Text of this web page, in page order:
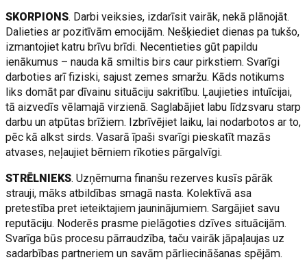
SKORPIONS. Darbi veiksies, izdarīsit vairāk, nekā plānojāt.
Dalieties ar pozitīvām emocijām. Nešķiediet dienas pa tukšo,
izmantojiet katru brīvu brīdi. Necentieties gūt papildu
ienākumus – nauda kā smiltis birs caur pirkstiem. Svarīgi
darboties arī fiziski, sajust zemes smaržu. Kāds notikums
liks domāt par dīvainu situāciju sakritību. Ļaujieties intuīcijai,
tā aizvedīs vēlamajā virzienā. Saglabājiet labu līdzsvaru starp
darbu un atpūtas brīžiem. Izbrīvējiet laiku, lai nodarbotos ar to,
pēc kā alkst sirds. Vasarā īpaši svarīgi pieskatīt mazās
atvases, neļaujiet bērniem rīkoties pārgalvīgi.
STRĒLNIEKS. Uzņēmuma finanšu rezerves kusīs pārāk
strauji, māks atbildības smagā nasta. Kolektīvā asa
pretestība pret ieteiktajiem jauninājumiem. Sargājiet savu
reputāciju. Noderēs prasme pielāgoties dzīves situācijām.
Svarīga būs procesu pārraudzība, taču vairāk jāpaļaujas uz
sadarbības partneriem un savām pārliecināšanas spējām.